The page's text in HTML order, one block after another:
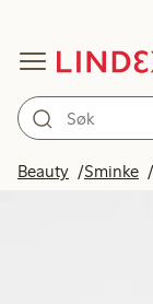
Beauty Sminke